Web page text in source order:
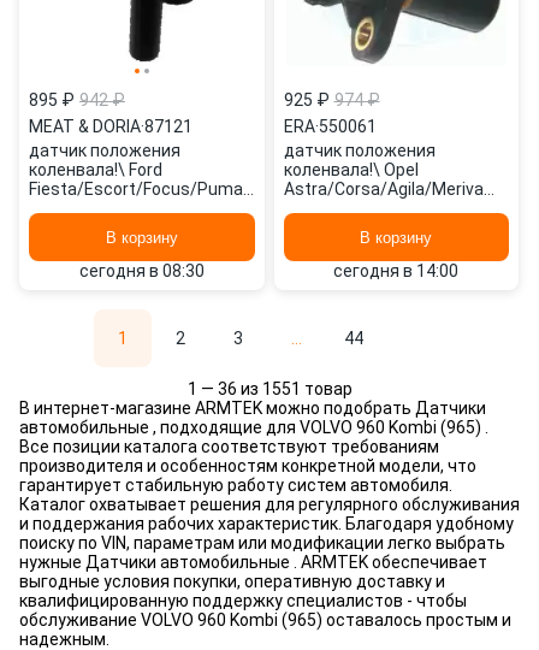
895 ₽ 942 ₽
MEAT & DORIA·87121
датчик положения
коленвала!\ Ford
Fiesta/Escort/Focus/Puma/Transit
DORIA
В корзину
сегодня в 08:30
925 ₽ 974 ₽
ERA·550061
датчик положения
коленвала!\ Opel
Astra/Corsa/Agila/Meriva
В корзину
сегодня в 14:00
1 2 3 44
1 — 36 из 1551 товар
В интернет-магазине ARMTEK можно подобрать Датчики
автомобильные , подходящие для VOLVO 960 Kombi (965) .
Все позиции каталога соответствуют требованиям
производителя и особенностям конкретной модели, что
гарантирует стабильную работу систем автомобиля.
Каталог охватывает решения для регулярного обслуживания
и поддержания рабочих характеристик. Благодаря удобному
поиску по VIN, параметрам или модификации легко выбрать
нужные Датчики автомобильные . ARMTEK обеспечивает
выгодные условия покупки, оперативную доставку и
квалифицированную поддержку специалистов - чтобы
обслуживание VOLVO 960 Kombi (965) оставалось простым и
надежным.